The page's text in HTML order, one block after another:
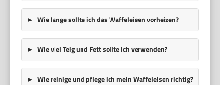
Wie lange sollte ich das Waffeleisen vorheizen?
Wie viel Teig und Fett sollte ich verwenden?
Wie reinige und pflege ich mein Waffeleisen richtig?